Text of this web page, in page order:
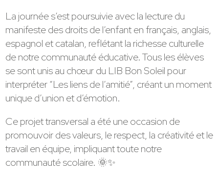
La journée s’est poursuivie avec la lecture du
manifeste des droits de l’enfant en français, anglais,
espagnol et catalan, reflétant la richesse culturelle
de notre communauté éducative. Tous les élèves
se sont unis au chœur du LIB Bon Soleil pour
interpréter “Les liens de l’amitié”, créant un moment
unique d’union et d’émotion.
Ce projet transversal a été une occasion de
promouvoir des valeurs, le respect, la créativité et le
travail en équipe, impliquant toute notre
communauté scolaire. 🌞✨